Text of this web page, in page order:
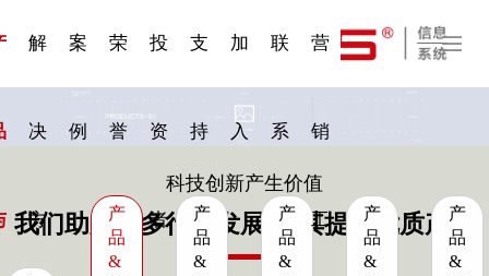
解
决
方
案
例
荣
誉
投
资
者
支
持
加
入
联
系
营
销
工
科技创新产生价值
我们助力更多行业发展·为其提供优质产品
产
品
&
产
品
&
产
品
&
产
品
&
产
品
&